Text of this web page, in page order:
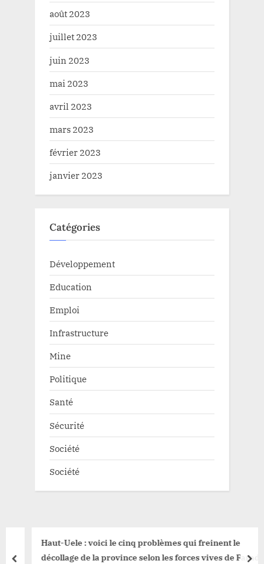
août 2023
juillet 2023
juin 2023
mai 2023
avril 2023
mars 2023
février 2023
janvier 2023
Catégories
Développement
Education
Emploi
Infrastructure
Mine
Politique
Santé
Sécurité
Société
Société
Haut-Uele : voici le cinq problèmes qui freinent le
décollage de la province selon les forces vives de Faradje